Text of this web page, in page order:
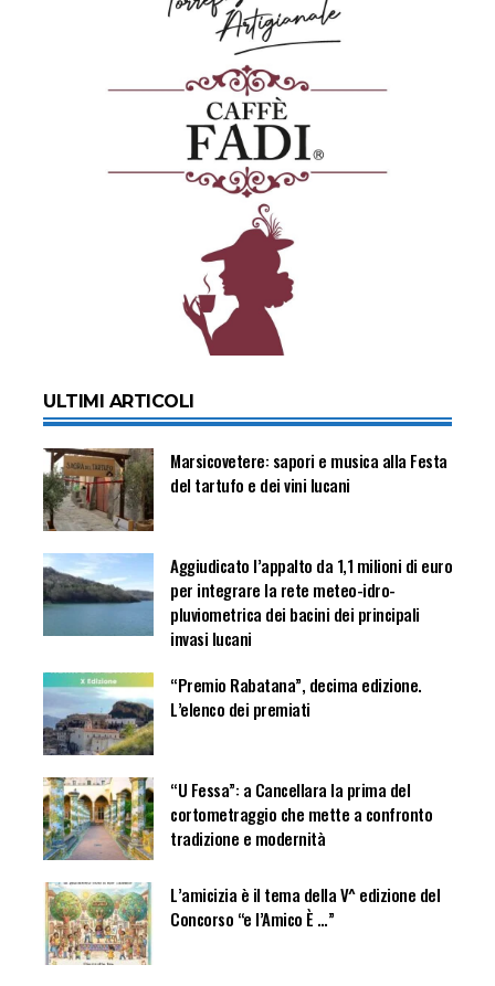
ULTIMI ARTICOLI
Marsicovetere: sapori e musica alla Festa
del tartufo e dei vini lucani
Aggiudicato l’appalto da 1,1 milioni di euro
per integrare la rete meteo-idro-
pluviometrica dei bacini dei principali
invasi lucani
“Premio Rabatana”, decima edizione.
L’elenco dei premiati
“U Fessa”: a Cancellara la prima del
cortometraggio che mette a confronto
tradizione e modernità
L’amicizia è il tema della V^ edizione del
Concorso “e l’Amico È …”